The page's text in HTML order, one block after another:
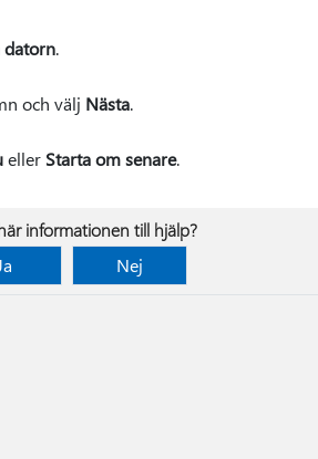
datorn.
och välj Nästa.
eller Starta om senare.
informationen till hjälp?
Nej